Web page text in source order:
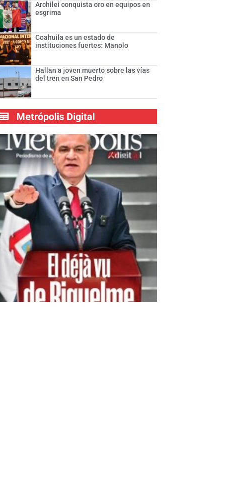
Archilei conquista oro en equipos en
esgrima
Coahuila es un estado de
instituciones fuertes: Manolo
Hallan a joven muerto sobre las vías
del tren en San Pedro
Metrópolis Digital